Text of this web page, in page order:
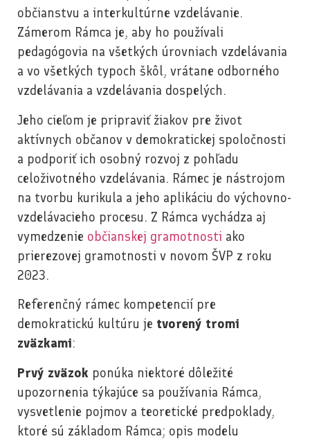
občianstvu a interkultúrne vzdelávanie.
Zámerom Rámca je, aby ho používali
pedagógovia na všetkých úrovniach vzdelávania
a vo všetkých typoch škôl, vrátane odborného
vzdelávania a vzdelávania dospelých.
Jeho cieľom je pripraviť žiakov pre život
aktívnych občanov v demokratickej spoločnosti
a podporiť ich osobný rozvoj z pohľadu
celoživotného vzdelávania. Rámec je nástrojom
na tvorbu kurikula a jeho aplikáciu do výchovno-
vzdelávacieho procesu. Z Rámca vychádza aj
vymedzenie občianskej gramotnosti ako
prierezovej gramotnosti v novom ŠVP z roku
2023.
Referenčný rámec kompetencií pre
demokratickú kultúru je tvorený tromi
zväzkami:
Prvý zväzok ponúka niektoré dôležité
upozornenia týkajúce sa používania Rámca,
vysvetlenie pojmov a teoretické predpoklady,
ktoré sú základom Rámca; opis modelu